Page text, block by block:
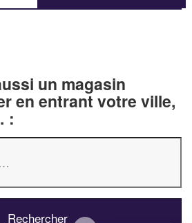
un magasin
en entrant votre ville,
: